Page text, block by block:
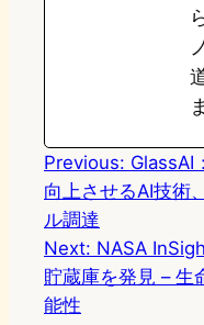
Previous: GlassAI
向上させるAI技術
ル調達
Next: NASA
貯蔵庫を発見 – 生
能性